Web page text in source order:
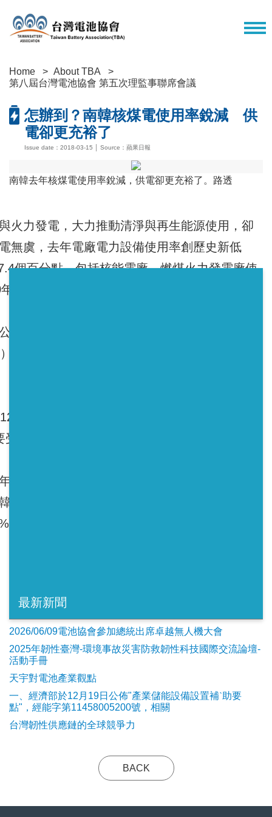
Home
About TBA
第八屆台灣電池協會 第五次理監事聯席會議
怎辦到？南韓核煤電使用率銳減 供
電卻更充裕了
Issue date：2018-03-15 │ Source：蘋果日報
南韓去年核煤電使用率銳減，供電卻更充裕了。路透
火力發電，大力推動清淨與再生能源使用，卻
無虞，去年電廠電力設備使用率創歷史新低
個百分點，包括核能電廠、燃煤火力發電廠使
提高發電量至125 GW。
社周一公布數據顯示，南韓去年供電量達到
，較2016年的105.8 GW成長10.3%，而電力需
日，達到85.13 GW，而2016年高峰為8月12日
到氣候因素影響。
使用率僅74.2%，較2016年的84.5%銳減10.3
24座核電廠有11座停機，比例將近一半；燃煤
同樣較2016年下滑5.9個百分點。（財經中心
相關連結
最新新聞
2026/06/09電池協會參加總統出席卓越無人機大會
2025年韌性臺灣-環境事故災害防救韌性科技國際交流論壇-
活動手冊
天宇對電池產業觀點
​一、經濟部於12月19日公佈"產業儲能設備設置補ˋ助要
點"，經能字第11458005200號，相關
台灣韌性供應鏈的全球競爭力
BACK